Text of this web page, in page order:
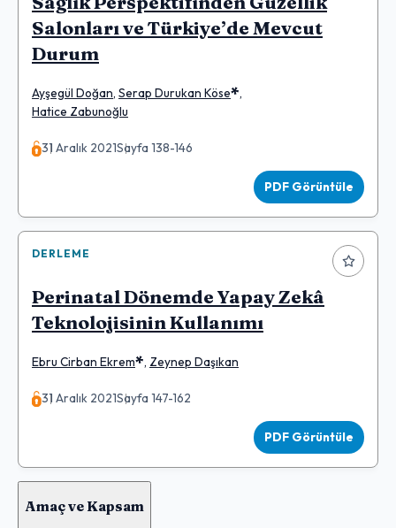
Salonları ve Türkiye’de Mevcut
Durum
Ayşegül Doğan, Serap Durukan Köse*,
Hatice Zabunoğlu
31 Aralık 2021Sayfa 138-146
PDF Görüntüle
DERLEME
Perinatal Dönemde Yapay Zekâ
Teknolojisinin Kullanımı
Ebru Cirban Ekrem*, Zeynep Daşıkan
31 Aralık 2021Sayfa 147-162
PDF Görüntüle
Amaç ve Kapsam